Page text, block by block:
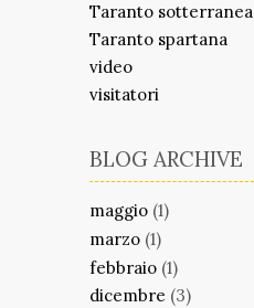
Taranto sotterranea
Taranto spartana
video
visitatori
BLOG ARCHIVE
maggio (1)
marzo (1)
febbraio (1)
dicembre (3)